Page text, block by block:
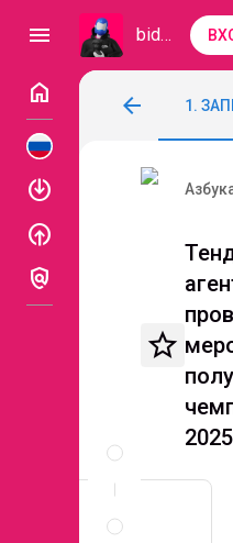
menu bidzaar
home
enable
enable
policy
arrow_back
Тендер
1.
Описание
star_border